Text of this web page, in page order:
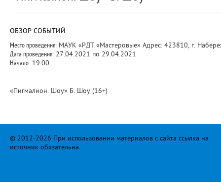
ОБЗОР СОБЫТИЙ
Место проведения: МАУК «РДТ «Мастеровые» Адрес: 423810, г.
Дата проведения: 27.04.2021 по 29.04.2021
Начало: 19:00
«Пигмалион. Шоу» Б. Шоу (16+)
© 2012-2026 При использовании материалов с сайта ссылка на
источник обязательна.